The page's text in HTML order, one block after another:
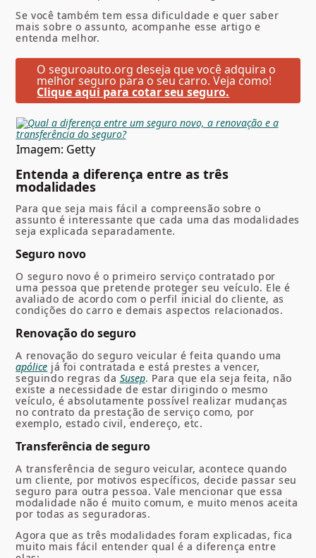
Se você também tem essa dificuldade e quer saber
mais sobre o assunto, acompanhe esse artigo e
entenda melhor.
O seguroauto.org deseja que você adquira o
melhor seguro para o seu carro. Veja como!
Clique aqui para cotar seu seguro.
Imagem: Getty
Entenda a diferença entre as três
modalidades
Para que seja mais fácil a compreensão sobre o
assunto é interessante que cada uma das modalidades
seja explicada separadamente.
Seguro novo
O seguro novo é o primeiro serviço contratado por
uma pessoa que pretende proteger seu veículo. Ele é
avaliado de acordo com o perfil inicial do cliente, as
condições do carro e demais aspectos relacionados.
Renovação do seguro
A renovação do seguro veicular é feita quando uma
apólice já foi contratada e está prestes a vencer,
seguindo regras da Susep. Para que ela seja feita, não
existe a necessidade de estar dirigindo o mesmo
veículo, é absolutamente possível realizar mudanças
no contrato da prestação de serviço como, por
exemplo, estado civil, endereço, etc.
Transferência de seguro
A transferência de seguro veicular, acontece quando
um cliente, por motivos específicos, decide passar seu
seguro para outra pessoa. Vale mencionar que essa
modalidade não é muito comum, e muito menos aceita
por todas as seguradoras.
Agora que as três modalidades foram explicadas, fica
muito mais fácil entender qual é a diferença entre